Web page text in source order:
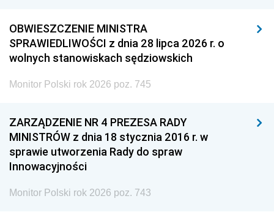
OBWIESZCZENIE MINISTRA
SPRAWIEDLIWOŚCI z dnia 28 lipca 2026 r. o
wolnych stanowiskach sędziowskich
Monitor Polski rok 2026 poz. 745
ZARZĄDZENIE NR 4 PREZESA RADY
MINISTRÓW z dnia 18 stycznia 2016 r. w
sprawie utworzenia Rady do spraw
Innowacyjności
Monitor Polski rok 2026 poz. 743